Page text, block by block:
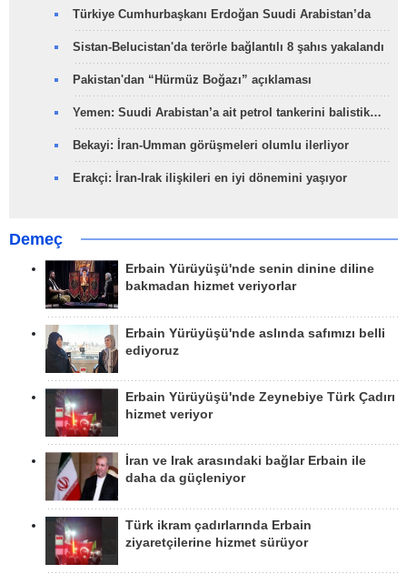
Türkiye Cumhurbaşkanı Erdoğan Suudi Arabistan’da
Sistan-Belucistan'da terörle bağlantılı 8 şahıs yakalandı
Pakistan'dan “Hürmüz Boğazı” açıklaması
Yemen: Suudi Arabistan’a ait petrol tankerini balistik…
Bekayi: İran-Umman görüşmeleri olumlu ilerliyor
Erakçi: İran-Irak ilişkileri en iyi dönemini yaşıyor
Demeç
Erbain Yürüyüşü'nde senin dinine diline
bakmadan hizmet veriyorlar
Erbain Yürüyüşü'nde aslında safımızı belli
ediyoruz
Erbain Yürüyüşü'nde Zeynebiye Türk Çadırı
hizmet veriyor
İran ve Irak arasındaki bağlar Erbain ile
daha da güçleniyor
Türk ikram çadırlarında Erbain
ziyaretçilerine hizmet sürüyor